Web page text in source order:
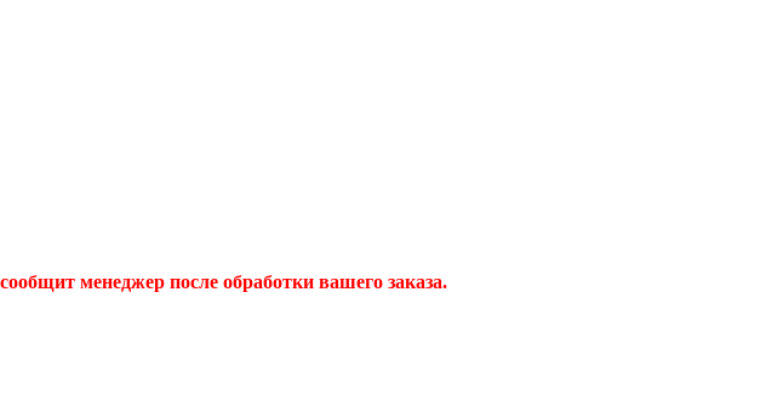
менеджер после обработки вашего заказа.